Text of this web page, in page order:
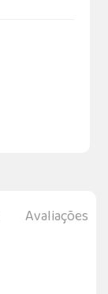
Avaliações